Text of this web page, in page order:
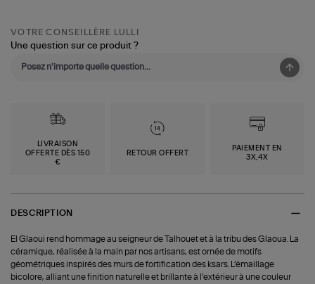
VOTRE CONSEILLÈRE LULLI
Une question sur ce produit ?
LIVRAISON
OFFERTE DÈS 150
€
RETOUR OFFERT
PAIEMENT EN
3X,4X
DESCRIPTION
El Glaoui rend hommage au seigneur de Talhouet et à la tribu des Glaoua. La
céramique, réalisée à la main par nos artisans, est ornée de motifs
géométriques inspirés des murs de fortification des ksars. L’émaillage
bicolore, alliant une finition naturelle et brillante à l’extérieur à une couleur